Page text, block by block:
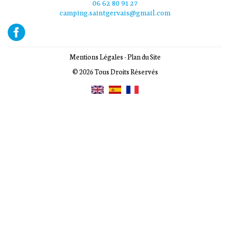
06 62 80 91 27
camping.saintgervais@gmail.com
Mentions Légales-Plan du Site
© 2026 Tous Droits Réservés